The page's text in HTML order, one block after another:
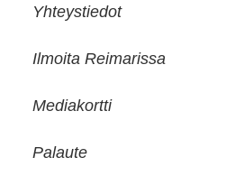
Yhteystiedot
Ilmoita Reimarissa
Mediakortti
Palaute